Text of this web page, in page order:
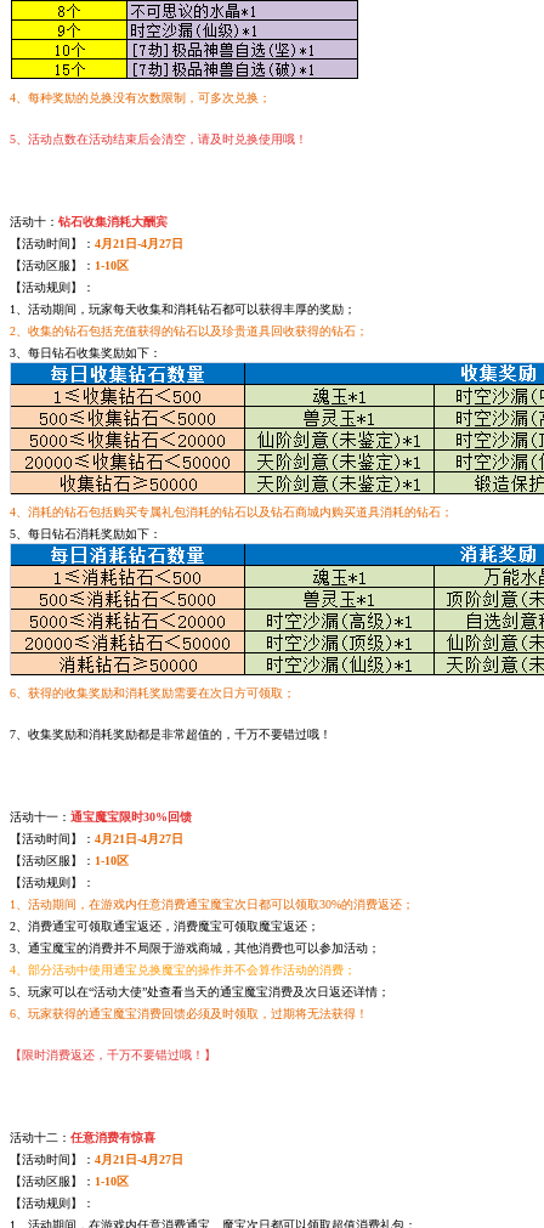
4、每种奖励的兑换没有次数限制，可多次兑换；
5、活动点数在活动结束后会清空，请及时兑换使用哦！
活动十： 钻石收集消耗大酬宾
【活动时间】： 4月21日-4月27日
【活动区服】： 1-10区
【活动规则】：
1、活动期间，玩家每天收集和消耗钻石都可以获得丰厚的奖励；
2、收集的钻石包括充值获得的钻石以及珍贵道具回收获得的钻石；
3、每日钻石收集奖励如下：
4、消耗的钻石包括购买专属礼包消耗的钻石以及钻石商城内购买道具消耗的钻石；
5、每日钻石消耗奖励如下：
6、获得的收集奖励和消耗奖励需要在次日方可领取；
7、收集奖励和消耗奖励都是非常超值的，千万不要错过哦！
活动十一： 通宝魔宝限时30%回馈
【活动时间】： 4月21日-4月27日
【活动区服】： 1-10区
【活动规则】：
1、活动期间，在游戏内任意消费通宝魔宝次日都可以领取30%的消费返还；
2、消费通宝可领取通宝返还，消费魔宝可领取魔宝返还；
3、通宝魔宝的消费并不局限于游戏商城，其他消费也可以参加活动；
4、部分活动中使用通宝兑换魔宝的操作并不会算作活动的消费；
5、玩家可以在“活动大使”处查看当天的通宝魔宝消费及次日返还详情；
6、玩家获得的通宝魔宝消费回馈必须及时领取，过期将无法获得！
【限时消费返还，千万不要错过哦！】
活动十二： 任意消费有惊喜
【活动时间】： 4月21日-4月27日
【活动区服】： 1-10区
【活动规则】：
1、活动期间，在游戏内任意消费通宝、魔宝次日都可以领取超值消费礼包；